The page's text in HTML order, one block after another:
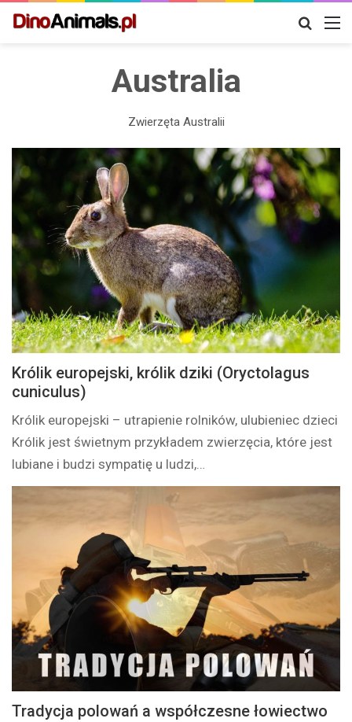
Szukaj
Australia
Zwierzęta Australii
Królik europejski, królik dziki (Oryctolagus
cuniculus)
Królik europejski – utrapienie rolników, ulubieniec dzieci
Królik jest świetnym przykładem zwierzęcia, które jest
lubiane i budzi sympatię u ludzi,…
Tradycja polowań a współczesne łowiectwo